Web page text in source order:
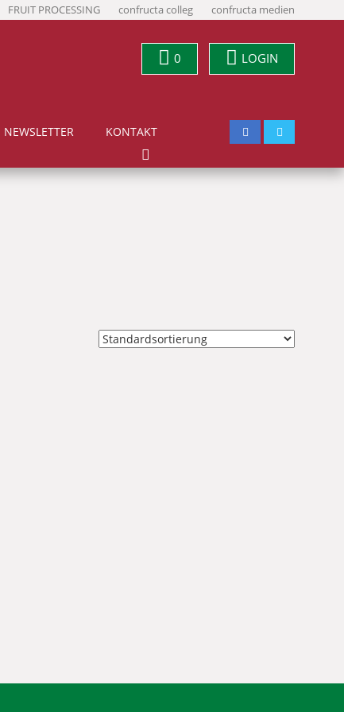
FRUIT PROCESSING confructa colleg confructa medien
0 LOGIN
NEWSLETTER KONTAKT